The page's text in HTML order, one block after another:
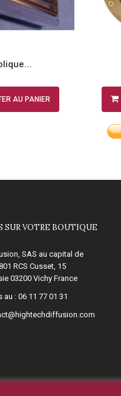
AU PANIER
SUR VOTRE BOUTIQUE
SAS au capital de
RCS Cusset, 15
03200 Vichy France
au : 06 11 77 01 31